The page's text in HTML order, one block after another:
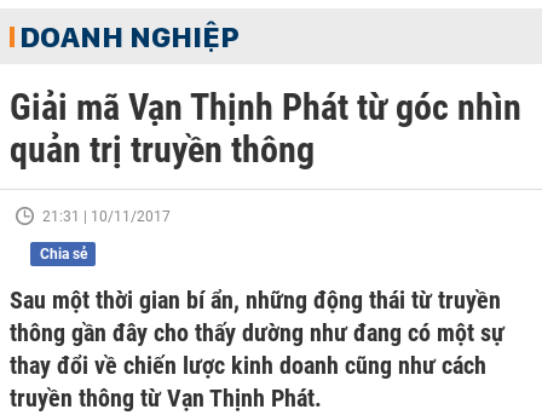
DOANH NGHIỆP
Giải mã Vạn Thịnh Phát từ góc nhìn
quản trị truyền thông
21:31 | 10/11/2017
Chia sẻ
Sau một thời gian bí ẩn, những động thái từ truyền
thông gần đây cho thấy dường như đang có một sự
thay đổi về chiến lược kinh doanh cũng như cách
truyền thông từ Vạn Thịnh Phát.